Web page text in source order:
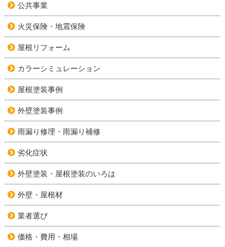
公共事業
火災保険・地震保険
屋根リフォーム
カラーシミュレーション
屋根塗装事例
外壁塗装事例
雨漏り修理・雨漏り補修
劣化症状
外壁塗装・屋根塗装のいろは
外壁・屋根材
業者選び
価格・費用・相場